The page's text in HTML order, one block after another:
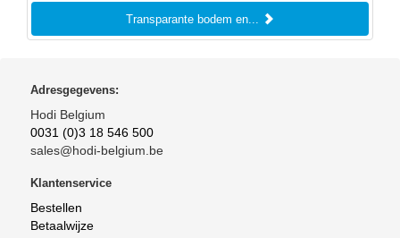
Transparante bodem en...
Adresgegevens:
Hodi Belgium
0031 (0)3 18 546 500
sales@hodi-belgium.be
Klantenservice
Bestellen
Betaalwijze